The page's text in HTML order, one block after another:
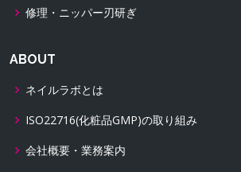
修理・ニッパー刃研ぎ
ABOUT
ネイルラボとは
ISO22716(化粧品GMP)の取り組み
会社概要・業務案内